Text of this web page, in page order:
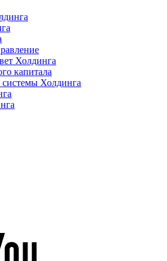
Холдинга
капитала
Холдинга